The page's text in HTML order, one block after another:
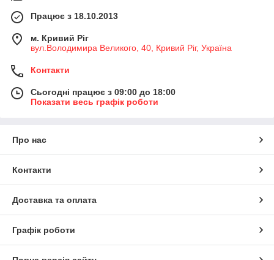
Працює з 18.10.2013
м. Кривий Ріг
вул.Володимира Великого, 40, Кривий Ріг, Україна
Контакти
Сьогодні працює з 09:00 до 18:00
Показати весь графік роботи
Про нас
Контакти
Доставка та оплата
Графік роботи